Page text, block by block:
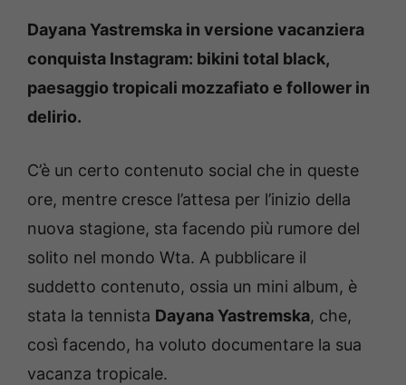
Dayana Yastremska in versione vacanziera
conquista Instagram: bikini total black,
paesaggio tropicali mozzafiato e follower in
delirio.
C’è un certo contenuto social che in queste
ore, mentre cresce l’attesa per l’inizio della
nuova stagione, sta facendo più rumore del
solito nel mondo Wta. A pubblicare il
suddetto contenuto, ossia un mini album, è
stata la tennista Dayana Yastremska, che,
così facendo, ha voluto documentare la sua
vacanza tropicale.